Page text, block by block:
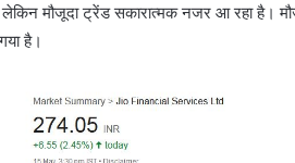
मौजूदा ट्रेंड सकारात्मक नजर आ रहा है।
है।